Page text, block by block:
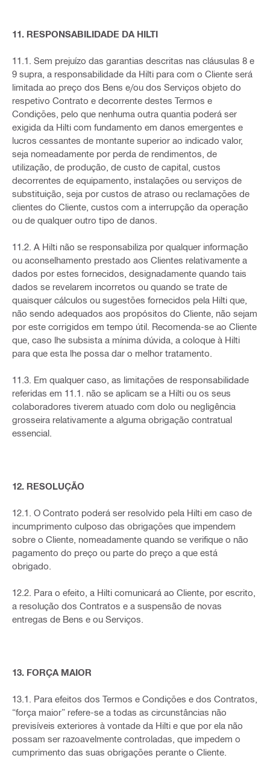
11. RESPONSABILIDADE DA HILTI
11.1. Sem prejuízo das garantias descritas nas cláusulas 8 e
9 supra, a responsabilidade da Hilti para com o Cliente será
limitada ao preço dos Bens e/ou dos Serviços objeto do
respetivo Contrato e decorrente destes Termos e
Condições, pelo que nenhuma outra quantia poderá ser
exigida da Hilti com fundamento em danos emergentes e
lucros cessantes de montante superior ao indicado valor,
seja nomeadamente por perda de rendimentos, de
utilização, de produção, de custo de capital, custos
decorrentes de equipamento, instalações ou serviços de
substituição, seja por custos de atraso ou reclamações de
clientes do Cliente, custos com a interrupção da operação
ou de qualquer outro tipo de danos.
11.2. A Hilti não se responsabiliza por qualquer informação
ou aconselhamento prestado aos Clientes relativamente a
dados por estes fornecidos, designadamente quando tais
dados se revelarem incorretos ou quando se trate de
quaisquer cálculos ou sugestões fornecidos pela Hilti que,
não sendo adequados aos propósitos do Cliente, não sejam
por este corrigidos em tempo útil. Recomenda-se ao Cliente
que, caso lhe subsista a mínima dúvida, a coloque à Hilti
para que esta lhe possa dar o melhor tratamento.
11.3. Em qualquer caso, as limitações de responsabilidade
referidas em 11.1. não se aplicam se a Hilti ou os seus
colaboradores tiverem atuado com dolo ou negligência
grosseira relativamente a alguma obrigação contratual
essencial.
12. RESOLUÇÃO
12.1. O Contrato poderá ser resolvido pela Hilti em caso de
incumprimento culposo das obrigações que impendem
sobre o Cliente, nomeadamente quando se verifique o não
pagamento do preço ou parte do preço a que está
obrigado.
12.2. Para o efeito, a Hilti comunicará ao Cliente, por escrito,
a resolução dos Contratos e a suspensão de novas
entregas de Bens e ou Serviços.
13. FORÇA MAIOR
13.1. Para efeitos dos Termos e Condições e dos Contratos,
“força maior” refere-se a todas as circunstâncias não
previsíveis exteriores à vontade da Hilti e que por ela não
possam ser razoavelmente controladas, que impedem o
cumprimento das suas obrigações perante o Cliente.